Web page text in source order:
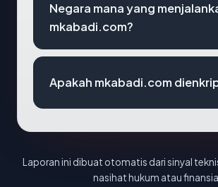
Negara mana yang
mkabadi.com?
Apakah mkabadi.com
Laporan ini dibuat otomatis dari sinyal
nasihat hukum atau